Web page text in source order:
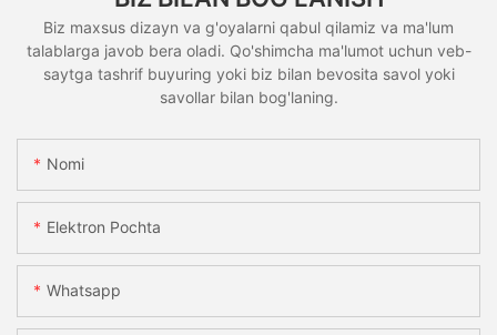
Biz maxsus dizayn va g'oyalarni qabul qilamiz va ma'lum
talablarga javob bera oladi. Qo'shimcha ma'lumot uchun veb-
saytga tashrif buyuring yoki biz bilan bevosita savol yoki
savollar bilan bog'laning.
Nomi
Elektron Pochta
Whatsapp